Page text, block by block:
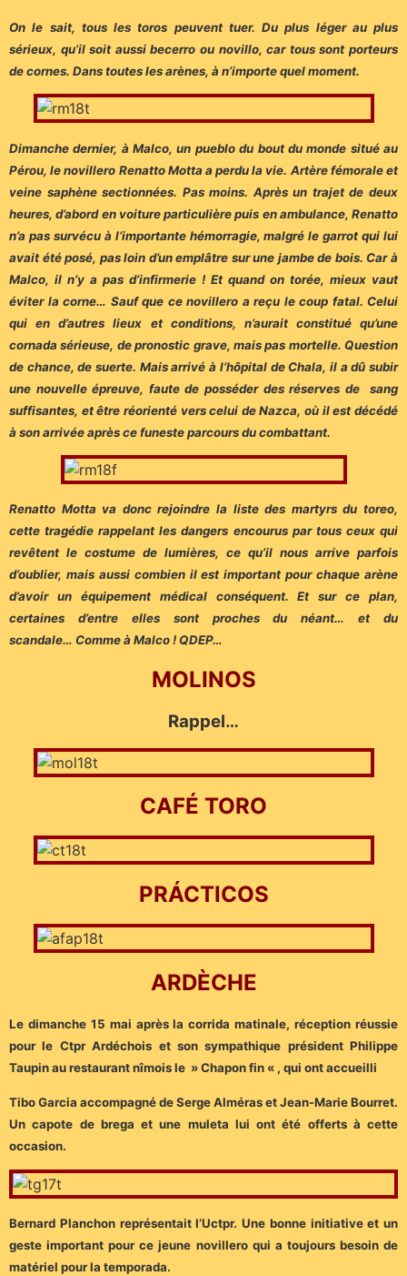
On le sait, tous les toros peuvent tuer. Du plus léger au plus
sérieux, qu’il soit aussi becerro ou novillo, car tous sont porteurs
de cornes. Dans toutes les arènes, à n’importe quel moment.
Dimanche dernier, à Malco, un pueblo du bout du monde situé au
Pérou, le novillero Renatto Motta a perdu la vie. Artère fémorale et
veine saphène sectionnées. Pas moins. Après un trajet de deux
heures, d’abord en voiture particulière puis en ambulance, Renatto
n’a pas survécu à l’importante hémorragie, malgré le garrot qui lui
avait été posé, pas loin d’un emplâtre sur une jambe de bois. Car à
Malco, il n’y a pas d’infirmerie ! Et quand on torée, mieux vaut
éviter la corne… Sauf que ce novillero a reçu le coup fatal. Celui
qui en d’autres lieux et conditions, n’aurait constitué qu’une
cornada sérieuse, de pronostic grave, mais pas mortelle. Question
de chance, de suerte. Mais arrivé à l’hôpital de Chala, il a dû subir
une nouvelle épreuve, faute de posséder des réserves de sang
suffisantes, et être réorienté vers celui de Nazca, où il est décédé
à son arrivée après ce funeste parcours du combattant.
Renatto Motta va donc rejoindre la liste des martyrs du toreo,
cette tragédie rappelant les dangers encourus par tous ceux qui
revêtent le costume de lumières, ce qu’il nous arrive parfois
d’oublier, mais aussi combien il est important pour chaque arène
d’avoir un équipement médical conséquent. Et sur ce plan,
certaines d’entre elles sont proches du néant… et du
scandale… Comme à Malco ! QDEP…
MOLINOS
Rappel…
CAFÉ TORO
PRÁCTICOS
ARDÈCHE
Le dimanche 15 mai après la corrida matinale, réception réussie
pour le Ctpr Ardéchois et son sympathique président Philippe
Taupin au restaurant nîmois le » Chapon fin « , qui ont accueilli
Tibo Garcia accompagné de Serge Alméras et Jean-Marie Bourret.
Un capote de brega et une muleta lui ont été offerts à cette
occasion.
Bernard Planchon représentait l’Uctpr. Une bonne initiative et un
geste important pour ce jeune novillero qui a toujours besoin de
matériel pour la temporada.